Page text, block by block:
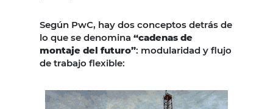
Según PwC, hay dos conceptos detrás de
lo que se denomina “cadenas de
montaje del futuro”: modularidad y flujo
de trabajo flexible: